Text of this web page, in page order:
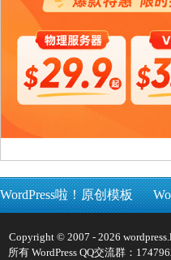
WordPress啦！原创模板
Copyright © 2007 - 2026
所有 WordPress QQ交流群：